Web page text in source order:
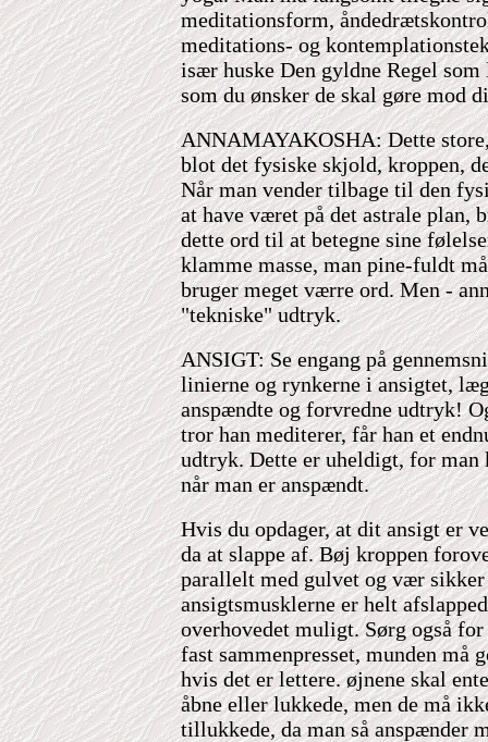
meditationsform,
meditations- og
især huske Den gyldne Regel
som du ønsker de skal gøre mod
ANNAMAYAKOSHA: Dette
blot det fysiske skjold, kroppen,
Når man vender tilbage til den
at have været på det astrale plan,
dette ord til at betegne sine
klamme masse, man pine-fuldt
bruger meget værre ord. Men -
"tekniske" udtryk.
ANSIGT: Se engang på
linierne og rynkerne i ansigtet,
anspændte og forvredne udtryk!
tror han mediterer, får han et
udtryk. Dette er uheldigt, for man
når man er anspændt.
Hvis du opdager, at dit ansigt er
da at slappe af. Bøj kroppen
parallelt med gulvet og vær sikker
ansigtsmusklerne er helt
overhovedet muligt. Sørg også
fast sammenpresset, munden må
hvis det er lettere. øjnene skal
åbne eller lukkede, men de må
tillukkede, da man så anspænder